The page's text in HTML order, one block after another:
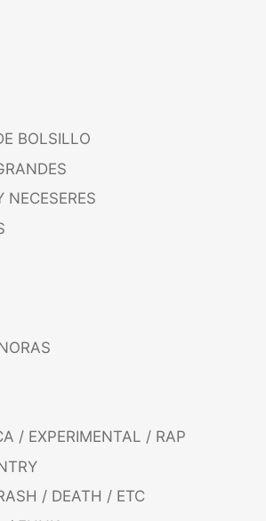
BOLSILLO
NECESERES
/ EXPERIMENTAL / RAP
/ DEATH / ETC